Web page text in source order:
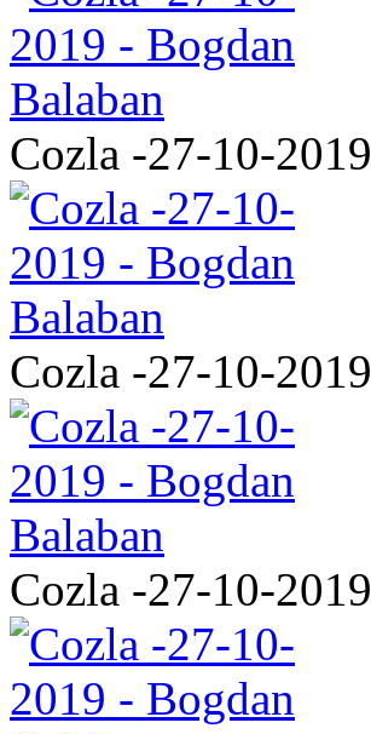
Cozla -27-10-2019
Cozla -27-10-2019
Cozla -27-10-2019